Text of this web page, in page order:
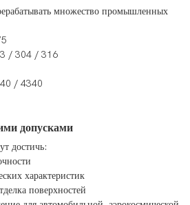
множество промышленных
/ 304 / 316
/ 4340
допусками
достичь:
характеристик
поверхностей